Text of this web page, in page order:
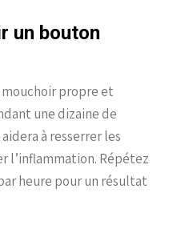
un bouton
mouchoir propre et
une dizaine de
à resserrer les
l’inflammation. Répétez
heure pour un résultat